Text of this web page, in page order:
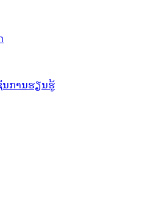
ນການຮຽນຮູ້